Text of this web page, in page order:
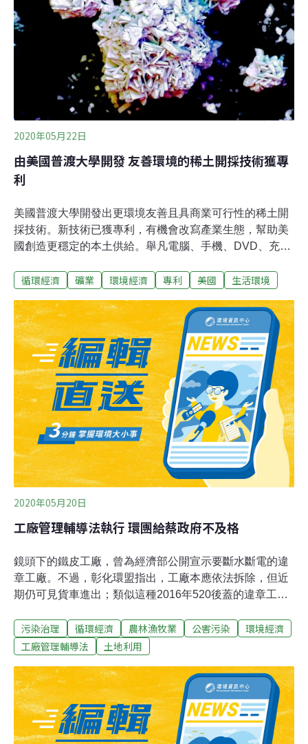
位，以及間接的支持性就業崗位。
2020年05月22日
由美國普渡大學開發 友善環境的稀土開採技術獲專
利
美國普渡大學開發出更環境友善且具商業可行性的稀土開
採技術。新技術已獲專利，有機會改寫產業生態，幫助美
國創造更穩定的本土供給。舉凡電腦、手機、DVD、充電
距儀、導航系統和精準武器都需要稀土金屬，但是在自然
為基礎的稀土金屬分離和純化技術不利環境，世界各地的
大多數公司無法進入市場。中國是全球稀土主要生產者。
17種稀土金屬的全球儲藏量，有36％掌握在中國手上。目
前中國已不再像1980至1990年代，以低於生產成本的價格
出售稀土，其他國家也有機會成為稀土生產者。但是當中
國在2010年降低稀土金屬的出口配額時，一台風力渦輪機
的稀土磁體成本從8萬美元飆升至50萬美元。18個月後中
國放鬆了出口限制，價格又回到了低於2010年的水準。中
國目前仍是本土和出口市場中，用來生產電子產品的稀土
金屬的主要消費國，緊接著
循環經濟 礦業 環境經濟 專利 美國 生活環境
2020年05月20日
工廠管理輔導法執行 環團給蔡政府不及格
鏡頭下的鐵皮工廠，曾為經濟部公開宣示要斷水斷電的違
章工廠。不過，彰化環盟指出，工廠本應依法拆除，但近
期仍可見貨車進出；類似這種2016年520後蓋的違章工
沒拆，有的還越長越大，甚至做起別的用途。此外，環團
更發現，五月初行政院公告《特定工廠登記辦法》修訂，
區」就地合法。就在蔡英文總統520就職典禮前夕，環團
針對蔡政府的農地違章工廠執法打分數，給了不及格。地
公副執行長蔡中岳表示，本來打零分，但基於期許蔡政府
改進補考，仍然給分。
污染治理 循環經濟 農林漁牧業 公害污染
環境經濟
工廠管理輔導法
土地利用